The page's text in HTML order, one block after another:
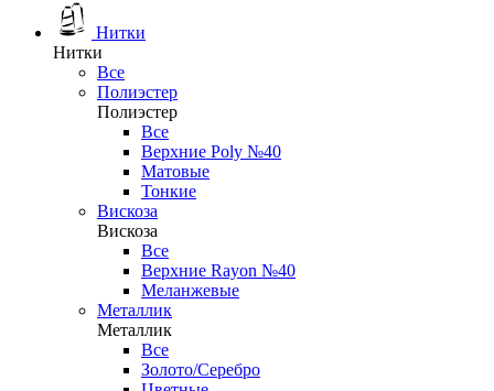
Нитки
Нитки
Все
Полиэстер
Полиэстер
Все
Верхние Poly №40
Матовые
Тонкие
Вискоза
Вискоза
Все
Верхние Rayon №40
Меланжевые
Металлик
Металлик
Все
Золото/Серебро